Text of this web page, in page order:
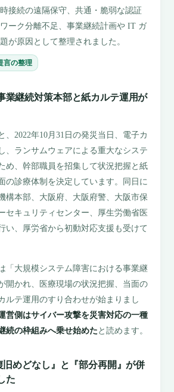
接続の遠隔保守、共通・脆弱な認証
ーク分離不足、事業継続計画や IT ガ
が原因として整理されました。
言の整理
業継続対策本部と紙カルテ運用が
、2022年10月31日の発災当日、電子カ
、ランサムウェアによる重大なシステ
め、幹部職員を招集して状況把握と紙
の診療体制を決定しています。同日に
構本部、大阪府、大阪府警、大阪市保
セキュリティセンター、厚生労働省医
い、厚労省から初動対応支援も受けて
「大規模システム障害における事業継
開かれ、医療現場の状況把握、当面の
ルテ運用のすり合わせが始まりまし
営側はサイバー攻撃を災害対応の一種
続の枠組みへ乗せ始めた と読めます。
旧めどなし』と『部分再開』が併
た